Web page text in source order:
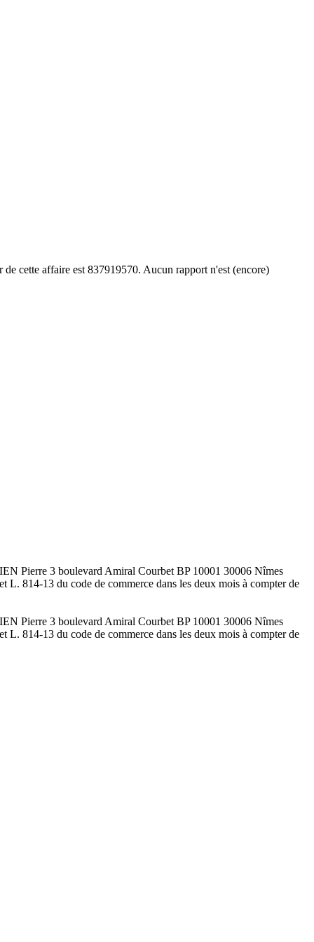
cette affaire est 837919570. Aucun rapport n'est (encore)
Pierre 3 boulevard Amiral Courbet BP 10001 30006 Nîmes
814-13 du code de commerce dans les deux mois à compter de
Pierre 3 boulevard Amiral Courbet BP 10001 30006 Nîmes
814-13 du code de commerce dans les deux mois à compter de